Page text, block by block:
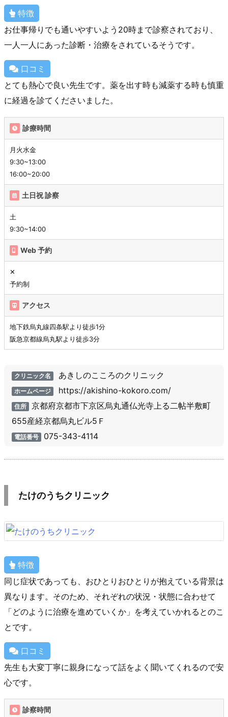
特徴
お仕事帰りでも通いやすいよう20時まで診察されており、
一人一人にあった診断・治療をされているそうです。
口コミ
とても熱心で良い先生です。薬を出す時も減薬する時も慎重
に経過を診てくださいました。
診療時間
月火水金
9:30~13:00
16:00~20:00
土日祝 診察
土
9:30~14:00
Web 予約
✕
予約制
アクセス
地下鉄烏丸線四条駅より徒歩1分
阪急京都線烏丸駅より徒歩3分
クリニック名 あきしのこころのクリニック
ホームページ https://akishino-kokoro.com/
住所 京都府京都市下京区烏丸通仏光寺上る二帖半敷町
655産経京都烏丸ビル5Ｆ
電話番号 075-343-4114
たけのうちクリニック
特徴
同じ症状であっても、おひとりおひとりが抱えている背景は
異なります。そのため、それぞれの状況・状態に合わせて
「どのように治療を進めていくか」を考えていかれるとのこ
とです。
口コミ
先生も大変丁寧に親身になって話をよく聞いてくれるので安
心です。
診察時間